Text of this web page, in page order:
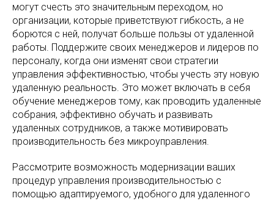
могут счесть это значительным переходом, но
организации, которые приветствуют гибкость, а не
борются с ней, получат больше пользы от удаленной
работы. Поддержите своих менеджеров и лидеров по
персоналу, когда они изменят свои стратегии
управления эффективностью, чтобы учесть эту новую
удаленную реальность. Это может включать в себя
обучение менеджеров тому, как проводить удаленные
собрания, эффективно обучать и развивать
удаленных сотрудников, а также мотивировать
производительность без микроуправления.
Рассмотрите возможность модернизации ваших
процедур управления производительностью с
помощью адаптируемого, удобного для удаленного